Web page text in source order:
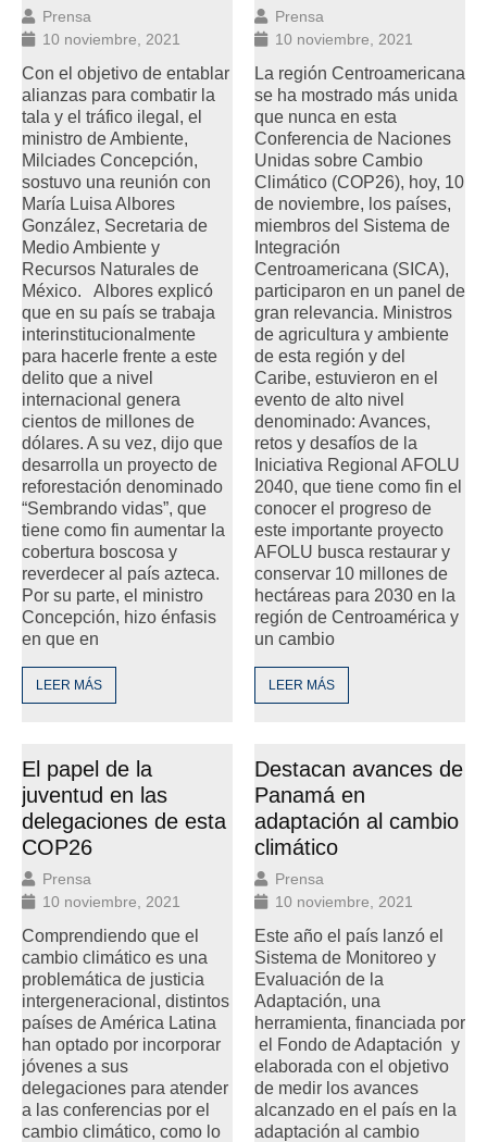
Prensa
10 noviembre, 2021
Con el objetivo de entablar
alianzas para combatir la
tala y el tráfico ilegal, el
ministro de Ambiente,
Milciades Concepción,
sostuvo una reunión con
María Luisa Albores
González, Secretaria de
Medio Ambiente y
Recursos Naturales de
México. Albores explicó
que en su país se trabaja
interinstitucionalmente
para hacerle frente a este
delito que a nivel
internacional genera
cientos de millones de
dólares. A su vez, dijo que
desarrolla un proyecto de
reforestación denominado
“Sembrando vidas”, que
tiene como fin aumentar la
cobertura boscosa y
reverdecer al país azteca.
Por su parte, el ministro
Concepción, hizo énfasis
en que en
LEER MÁS
Prensa
10 noviembre, 2021
La región Centroamericana
se ha mostrado más unida
que nunca en esta
Conferencia de Naciones
Unidas sobre Cambio
Climático (COP26), hoy, 10
de noviembre, los países,
miembros del Sistema de
Integración
Centroamericana (SICA),
participaron en un panel de
gran relevancia. Ministros
de agricultura y ambiente
de esta región y del
Caribe, estuvieron en el
evento de alto nivel
denominado: Avances,
retos y desafíos de la
Iniciativa Regional AFOLU
2040, que tiene como fin el
conocer el progreso de
este importante proyecto
AFOLU busca restaurar y
conservar 10 millones de
hectáreas para 2030 en la
región de Centroamérica y
un cambio
LEER MÁS
El papel de la
juventud en las
delegaciones de esta
COP26
Prensa
10 noviembre, 2021
Comprendiendo que el
cambio climático es una
problemática de justicia
intergeneracional, distintos
países de América Latina
han optado por incorporar
jóvenes a sus
delegaciones para atender
a las conferencias por el
cambio climático, como lo
Destacan avances de
Panamá en
adaptación al cambio
climático
Prensa
10 noviembre, 2021
Este año el país lanzó el
Sistema de Monitoreo y
Evaluación de la
Adaptación, una
herramienta, financiada por
el Fondo de Adaptación y
elaborada con el objetivo
de medir los avances
alcanzado en el país en la
adaptación al cambio